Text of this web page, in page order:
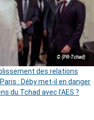
© (PR-Tchad)
des relations
: Déby met-il en danger
du Tchad avec l’AES ?